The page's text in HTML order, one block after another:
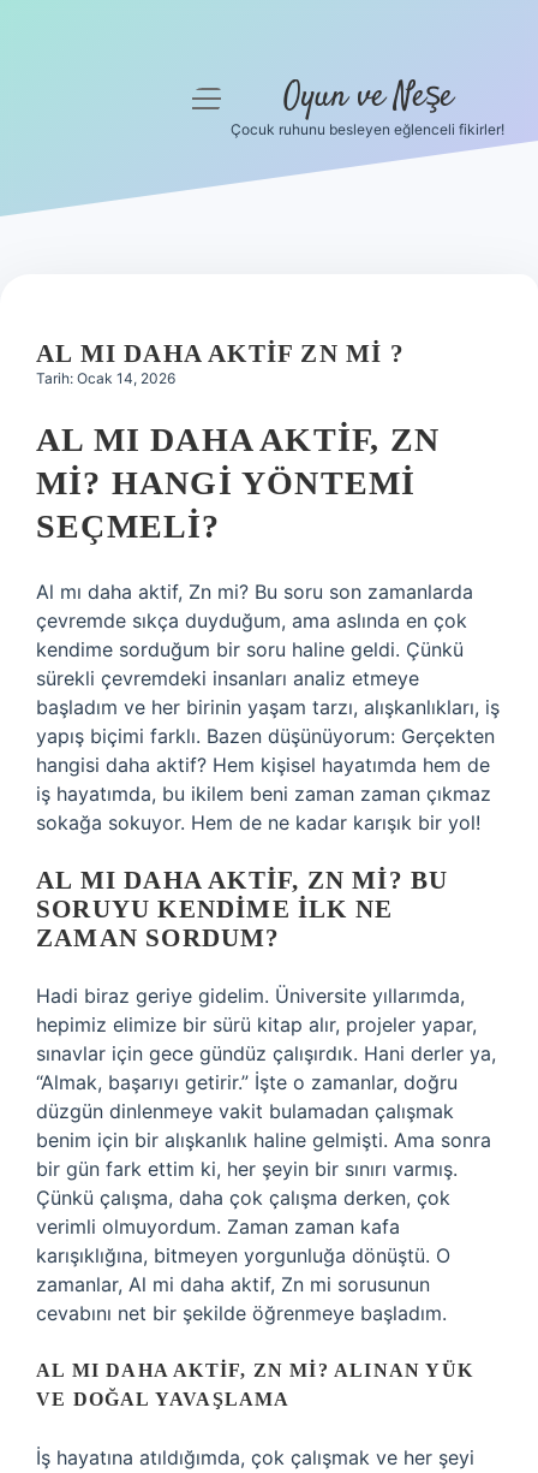
Hakkımızda
menüyü
Oyun ve Neşe
Çocuk ruhunu besleyen eğlenceli fikirler!
AL MI DAHA AKTIF ZN MI ?
Tarih: Ocak 14, 2026
AL MI DAHA AKTIF, ZN
MI? HANGI YÖNTEMI
SEÇMELI?
Al mı daha aktif, Zn mi? Bu soru son zamanlarda
çevremde sıkça duyduğum, ama aslında en çok
kendime sorduğum bir soru haline geldi. Çünkü
sürekli çevremdeki insanları analiz etmeye
başladım ve her birinin yaşam tarzı, alışkanlıkları, iş
yapış biçimi farklı. Bazen düşünüyorum: Gerçekten
hangisi daha aktif? Hem kişisel hayatımda hem de
iş hayatımda, bu ikilem beni zaman zaman çıkmaz
sokağa sokuyor. Hem de ne kadar karışık bir yol!
AL MI DAHA AKTIF, ZN MI? BU
SORUYU KENDIME İLK NE
ZAMAN SORDUM?
Hadi biraz geriye gidelim. Üniversite yıllarımda,
hepimiz elimize bir sürü kitap alır, projeler yapar,
sınavlar için gece gündüz çalışırdık. Hani derler ya,
“Almak, başarıyı getirir.” İşte o zamanlar, doğru
düzgün dinlenmeye vakit bulamadan çalışmak
benim için bir alışkanlık haline gelmişti. Ama sonra
bir gün fark ettim ki, her şeyin bir sınırı varmış.
Çünkü çalışma, daha çok çalışma derken, çok
verimli olmuyordum. Zaman zaman kafa
karışıklığına, bitmeyen yorgunluğa dönüştü. O
zamanlar, Al mi daha aktif, Zn mi sorusunun
cevabını net bir şekilde öğrenmeye başladım.
AL MI DAHA AKTIF, ZN MI? ALINAN YÜK
VE DOĞAL YAVAŞLAMA
İş hayatına atıldığımda, çok çalışmak ve her şeyi